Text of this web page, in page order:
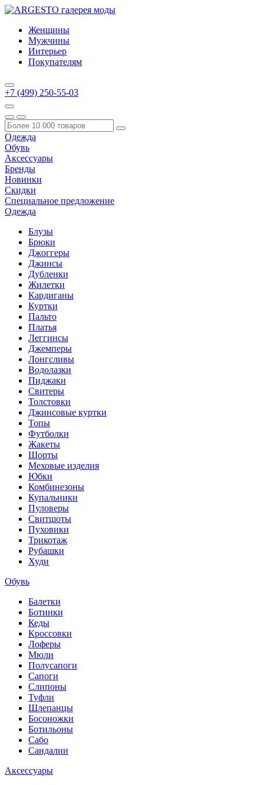
Женщины
Мужчины
Интерьер
Покупателям
+7 (499) 250-55-03
Одежда
Обувь
Аксессуары
Бренды
Новинки
Скидки
Специальное предложение
Одежда
Блузы
Брюки
Джоггеры
Джинсы
Дубленки
Жилетки
Кардиганы
Куртки
Пальто
Платья
Леггинсы
Джемперы
Лонгсливы
Водолазки
Пиджаки
Свитеры
Толстовки
Джинсовые куртки
Топы
Футболки
Жакеты
Шорты
Меховые изделия
Юбки
Комбинезоны
Купальники
Пуловеры
Свитшоты
Пуховики
Трикотаж
Рубашки
Худи
Обувь
Балетки
Ботинки
Кеды
Кроссовки
Лоферы
Мюли
Полусапоги
Сапоги
Слипоны
Туфли
Шлепанцы
Босоножки
Ботильоны
Сабо
Сандалии
Аксессуары